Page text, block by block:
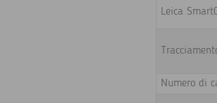
Leica
Numero di